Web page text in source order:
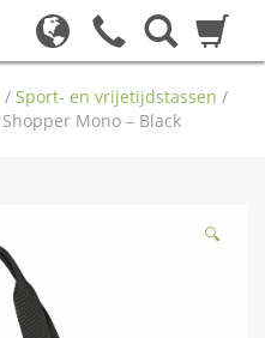
/ Sport- en vrijetijdstassen /
Shopper Mono – Black
🔍